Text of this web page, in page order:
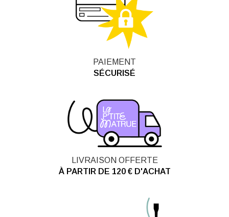
PAIEMENT
SÉCURISÉ
LIVRAISON OFFERTE
À PARTIR DE 120 € D'ACHAT